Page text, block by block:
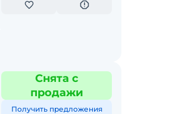
Снята с
продажи
Получить предложения